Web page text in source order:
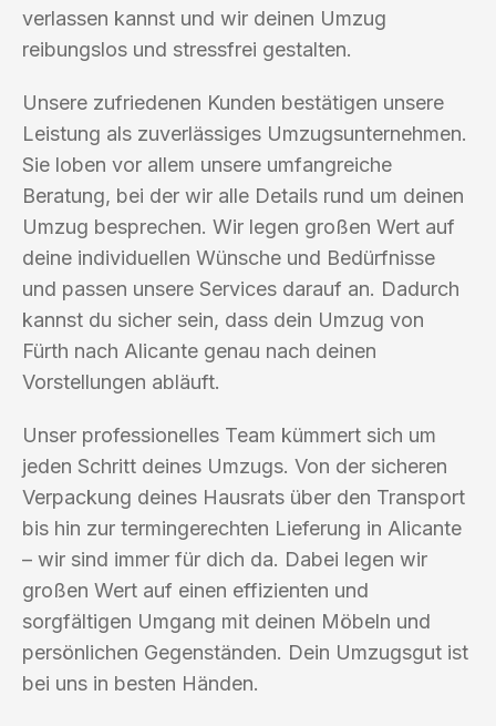
verlassen kannst und wir deinen Umzug
reibungslos und stressfrei gestalten.
Unsere zufriedenen Kunden bestätigen unsere
Leistung als zuverlässiges Umzugsunternehmen.
Sie loben vor allem unsere umfangreiche
Beratung, bei der wir alle Details rund um deinen
Umzug besprechen. Wir legen großen Wert auf
deine individuellen Wünsche und Bedürfnisse
und passen unsere Services darauf an. Dadurch
kannst du sicher sein, dass dein Umzug von
Fürth nach Alicante genau nach deinen
Vorstellungen abläuft.
Unser professionelles Team kümmert sich um
jeden Schritt deines Umzugs. Von der sicheren
Verpackung deines Hausrats über den Transport
bis hin zur termingerechten Lieferung in Alicante
– wir sind immer für dich da. Dabei legen wir
großen Wert auf einen effizienten und
sorgfältigen Umgang mit deinen Möbeln und
persönlichen Gegenständen. Dein Umzugsgut ist
bei uns in besten Händen.